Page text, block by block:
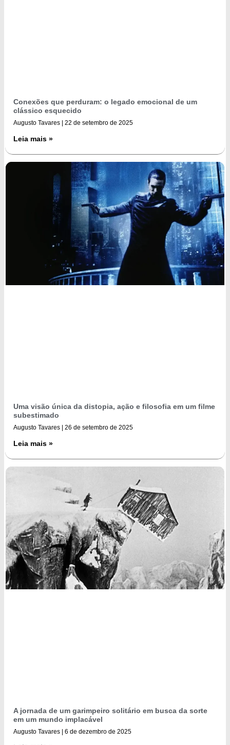
Conexões que perduram: o legado emocional de um
clássico esquecido
Augusto Tavares 22 de setembro de 2025
Leia mais »
Uma visão única da distopia, ação e filosofia em um filme
subestimado
Augusto Tavares 26 de setembro de 2025
Leia mais »
A jornada de um garimpeiro solitário em busca da sorte
em um mundo implacável
Augusto Tavares 6 de dezembro de 2025